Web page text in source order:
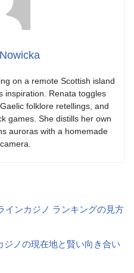
on a remote Scottish island
inspiration. Renata toggles
folklore retellings, and
games. She distills her own
auroras with a homemade
インカジノ ランキングの見方
ジノの現在地と賢い向き合い